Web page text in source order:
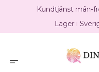
Kundtjänst mån-
Lager i